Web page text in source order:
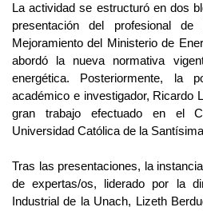
La actividad se estructuró en dos
presentación del profesional
Mejoramiento del Ministerio de
abordó la nueva normativa
energética. Posteriormente, la
académico e investigador, Ricardo
gran trabajo efectuado en el
Universidad Católica de la
Tras las presentaciones, la
de expertas/os, liderado por la
Industrial de la Unach, Lizeth